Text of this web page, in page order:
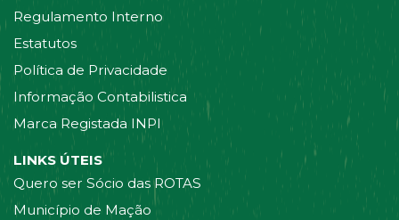
Regulamento Interno
Estatutos
Política de Privacidade
Informação Contabilistica
Marca Registada INPI
LINKS ÚTEIS
Quero ser Sócio das ROTAS
Município de Mação